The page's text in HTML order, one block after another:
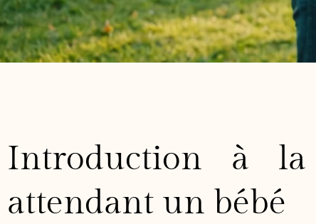
Introduction à
attendant un bébé